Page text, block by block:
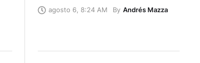
agosto 6, 8:24 AM By Andrés Mazza